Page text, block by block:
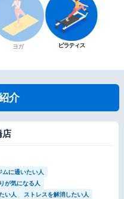
ヨガ ピラティス
介
店
に通いたい人
が気になる人
い人
ストレスを解消したい人